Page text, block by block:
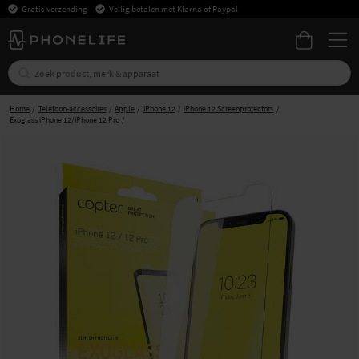
Gratis verzending Veilig betalen met Klarna of Paypal
Home Telefoon-accessoires Apple iPhone 12
iPhone 12 Screenprotectors
Exoglass iPhone 12/iPhone 12 Pro